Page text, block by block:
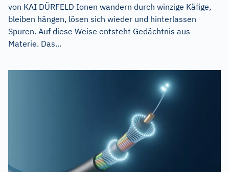
von KAI DÜRFELD Ionen wandern durch winzige Käfige,
bleiben hängen, lösen sich wieder und hinterlassen
Spuren. Auf diese Weise entsteht Gedächtnis aus
Materie. Das...